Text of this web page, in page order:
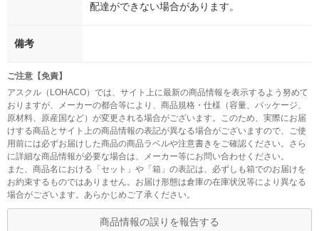
配達ができない場合があります。
備考
ご注意【免責】
アスクル（LOHACO）では、サイト上に最新の商品情報を表示するよう努めて
おりますが、メーカーの都合等により、商品規格・仕様（容量、パッケージ、
原材料、原産国など）が変更される場合がございます。このため、実際にお届
けする商品とサイト上の商品情報の表記が異なる場合がございますので、ご使
用前には必ずお届けした商品の商品ラベルや注意書きをご確認ください。さら
に詳細な商品情報が必要な場合は、メーカー等にお問い合わせください。
また、商品名における「セット」や「箱」の表記は、必ずしも箱でのお届けを
お約束するものではありません。お届け形態は倉庫の在庫状況等により異なる
場合がございます。あらかじめご了承ください。
商品情報の誤りを報告する